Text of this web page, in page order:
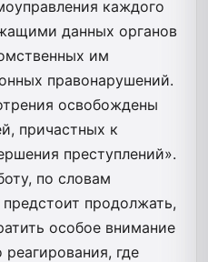
каждого
данных органов
им
правонарушений.
освобождены
причастных к
преступлений».
по словам
продолжать,
особое внимание
где